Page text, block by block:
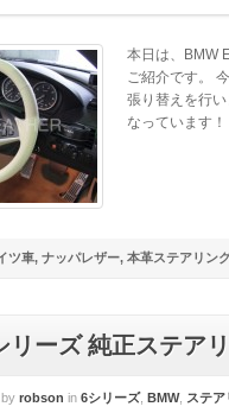
本日は、BMW
ご紹介です。
張り替えを行
なっています
ツ車, ナッパレザー, 本革ステアリン
リーズ 純正ステア
by robson in 6シリーズ, BMW, ステア